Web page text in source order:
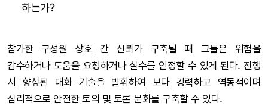
하는가?
참가한 구성원 상호 간 신뢰가 구축될 때 그들은 위험을
감수하거나 도움을 요청하거나 실수를 인정할 수 있게 된다. 진행
시 향상된 대화 기술을 발휘하여 보다 강력하고 역동적이며
심리적으로 안전한 토의 및 토론 문화를 구축할 수 있다.